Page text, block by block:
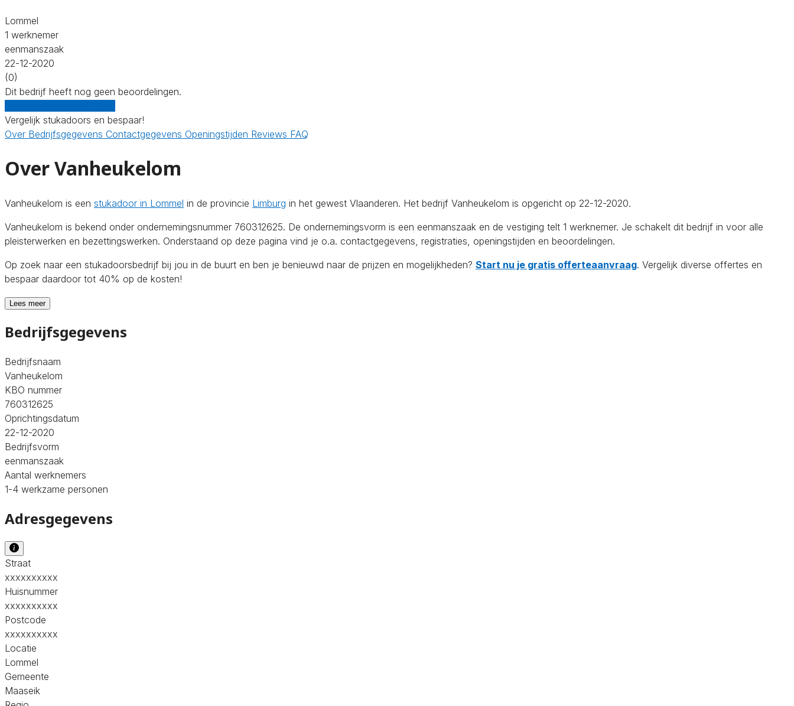
Lommel
1 werknemer
eenmanszaak
22-12-2020
(0)
Dit bedrijf heeft nog geen beoordelingen.
Vergelijk stukadoors en bespaar!
Over Bedrijfsgegevens Contactgegevens Openingstijden Reviews FAQ
Over Vanheukelom
Vanheukelom is een stukadoor in Lommel in de provincie Limburg in het gewest Vlaanderen. Het bedrijf Vanheukelom is opgericht op 22-12-2020.
Vanheukelom is bekend onder ondernemingsnummer 760312625. De ondernemingsvorm is een eenmanszaak en de vestiging telt 1 werknemer. Je schakelt dit bedrijf in voor alle
pleisterwerken en bezettingswerken. Onderstaand op deze pagina vind je o.a. contactgegevens, registraties, openingstijden en beoordelingen.
Op zoek naar een stukadoorsbedrijf bij jou in de buurt en ben je benieuwd naar de prijzen en mogelijkheden? Start nu je gratis offerteaanvraag. Vergelijk diverse offertes en
bespaar daardoor tot 40% op de kosten!
Lees meer
Bedrijfsgegevens
Bedrijfsnaam
Vanheukelom
KBO nummer
760312625
Oprichtingsdatum
22-12-2020
Bedrijfsvorm
eenmanszaak
Aantal werknemers
1-4 werkzame personen
Adresgegevens
Straat
xxxxxxxxxx
Huisnummer
xxxxxxxxxx
Postcode
xxxxxxxxxx
Locatie
Lommel
Gemeente
Maaseik